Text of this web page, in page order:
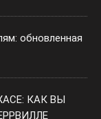
обновленная
КАК ВЫ